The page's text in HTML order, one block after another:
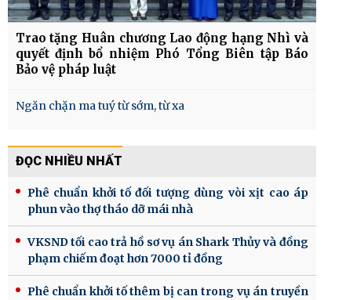
Trao tặng Huân chương Lao động hạng Nhì và
quyết định bổ nhiệm Phó Tổng Biên tập Báo
Bảo vệ pháp luật
Ngăn chặn ma tuý từ sớm, từ xa
ĐỌC NHIỀU NHẤT
Phê chuẩn khởi tố đối tượng dùng vòi xịt cao áp
phun vào thợ tháo dỡ mái nhà
VKSND tối cao trả hồ sơ vụ án Shark Thủy và đồng
phạm chiếm đoạt hơn 7000 tỉ đồng
Phê chuẩn khởi tố thêm bị can trong vụ án truyền